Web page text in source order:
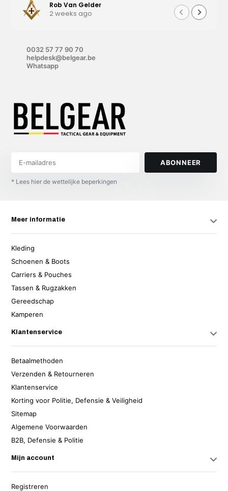
Rob Van Gelder
2 weeks ago
0032 57 77 90 70
helpdesk@belgear.be
Whatsapp
ABONNEER
* Lees hier de wettelijke beperkingen
Meer informatie
Kleding
Schoenen & Boots
Carriers & Pouches
Tassen & Rugzakken
Gereedschap
Kamperen
Klantenservice
Betaalmethoden
Verzenden & Retourneren
Klantenservice
Korting voor Politie, Defensie & Veiligheid
Sitemap
Algemene Voorwaarden
B2B, Defensie & Politie
Mijn account
Registreren